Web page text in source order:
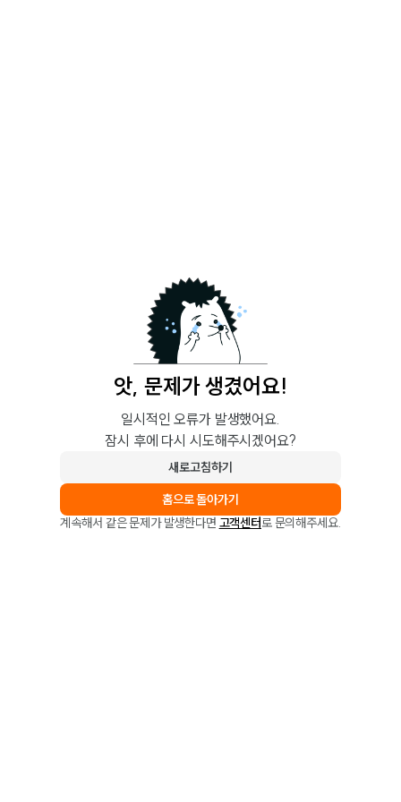
앗, 문제가 생겼어요!
일시적인 오류가 발생했어요.
잠시 후에 다시 시도해주시겠어요?
새로고침하기
홈으로 돌아가기
계속해서 같은 문제가 발생한다면 고객센터로 문의해주세요.